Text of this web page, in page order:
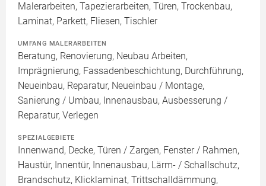
Malerarbeiten, Tapezierarbeiten, Türen, Trockenbau,
Laminat, Parkett, Fliesen, Tischler
UMFANG MALERARBEITEN
Beratung, Renovierung, Neubau Arbeiten,
Imprägnierung, Fassadenbeschichtung, Durchführung,
Neueinbau, Reparatur, Neueinbau / Montage,
Sanierung / Umbau, Innenausbau, Ausbesserung /
Reparatur, Verlegen
SPEZIALGEBIETE
Innenwand, Decke, Türen / Zargen, Fenster / Rahmen,
Haustür, Innentür, Innenausbau, Lärm- / Schallschutz,
Brandschutz, Klicklaminat, Trittschalldämmung,